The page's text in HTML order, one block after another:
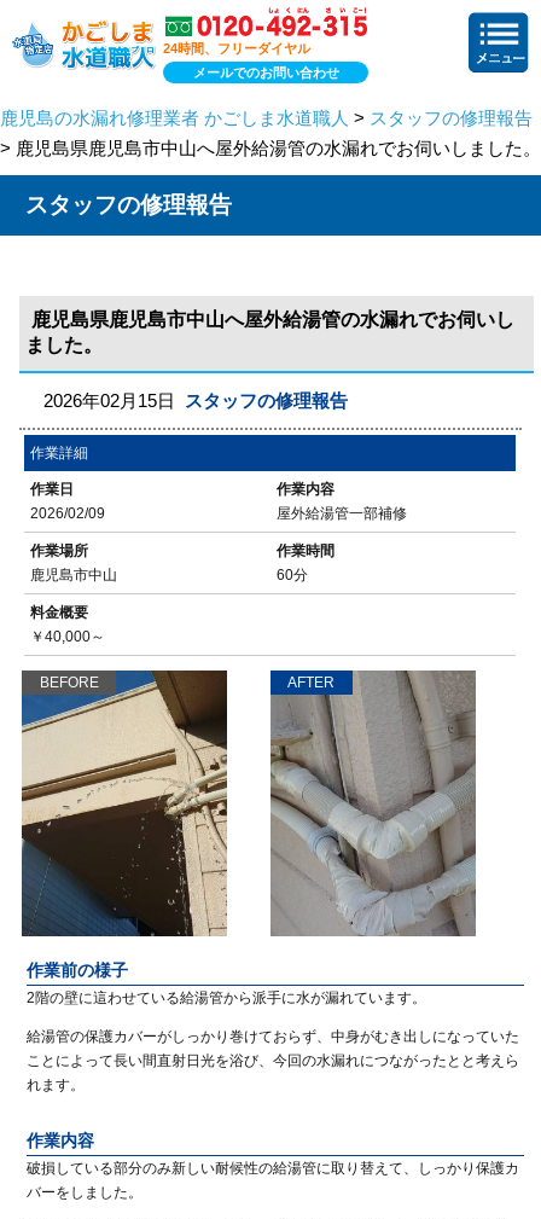
24時間、フリーダイヤル
メールでのお問い合わせ
鹿児島の水漏れ修理業者 かごしま水道職人 > スタッフの修理報告
> 鹿児島県鹿児島市中山へ屋外給湯管の水漏れでお伺いしました。
スタッフの修理報告
鹿児島県鹿児島市中山へ屋外給湯管の水漏れでお伺いし
ました。
2026年02月15日 スタッフの修理報告
作業詳細
作業日
2026/02/09
作業内容
屋外給湯管一部補修
作業場所
鹿児島市中山
作業時間
60分
料金概要
￥40,000～
BEFORE AFTER
作業前の様子
2階の壁に這わせている給湯管から派手に水が漏れています。
給湯管の保護カバーがしっかり巻けておらず、中身がむき出しになっていた
ことによって長い間直射日光を浴び、今回の水漏れにつながったとと考えら
れます。
作業内容
破損している部分のみ新しい耐候性の給湯管に取り替えて、しっかり保護カ
バーをしました。